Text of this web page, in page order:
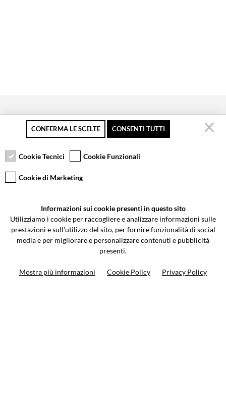
Pagamento sicuro
Resi gratuiti fino a 30
Servizio clienti
Via Galileo Galilei 5 | Verano Brianza (MB) 20843 | ITALY
0362-805407-info@valtermoto.com
CONFERMA LE SCELTE CONSENTI TUTTI
Cookie Tecnici Cookie Funzionali
Cookie di Marketing
Informazioni sui cookie presenti in questo sito
Utilizziamo i cookie per raccogliere e analizzare informazioni sulle
prestazioni e sull'utilizzo del sito, per fornire funzionalità di social
media e per migliorare e personalizzare contenuti e pubblicità
presenti.
Mostra più informazioni Cookie Policy Privacy Policy